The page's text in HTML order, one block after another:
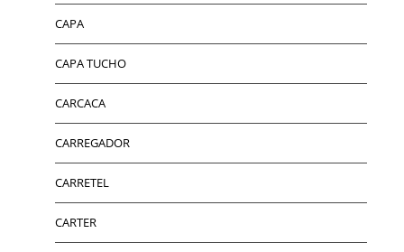
CAPA
CAPA TUCHO
CARCACA
CARREGADOR
CARRETEL
CARTER